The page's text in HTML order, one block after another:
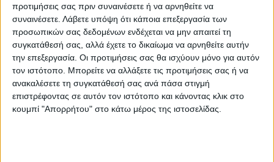
προτιμήσεις σας πριν συναινέσετε ή να αρνηθείτε να
συναινέσετε. Λάβετε υπόψη ότι κάποια επεξεργασία των
προσωπικών σας δεδομένων ενδέχεται να μην απαιτεί τη
συγκατάθεσή σας, αλλά έχετε το δικαίωμα να αρνηθείτε αυτήν
την επεξεργασία. Οι προτιμήσεις σας θα ισχύουν μόνο για αυτόν
τον ιστότοπο. Μπορείτε να αλλάξετε τις προτιμήσεις σας ή να
ανακαλέσετε τη συγκατάθεσή σας ανά πάσα στιγμή
επιστρέφοντας σε αυτόν τον ιστότοπο και κάνοντας κλικ στο
κουμπί "Απορρήτου" στο κάτω μέρος της ιστοσελίδας.
Παράλληλα, τόνισε: «Οι απαιτητικές
συνθήκες κάτω από τις οποίες εργάζονται
καθιστούν δίκαιη και αναγκαία την
ανταμοιβή της προσφοράς τους».
Τελευταίες Ειδήσεις Σήμερα